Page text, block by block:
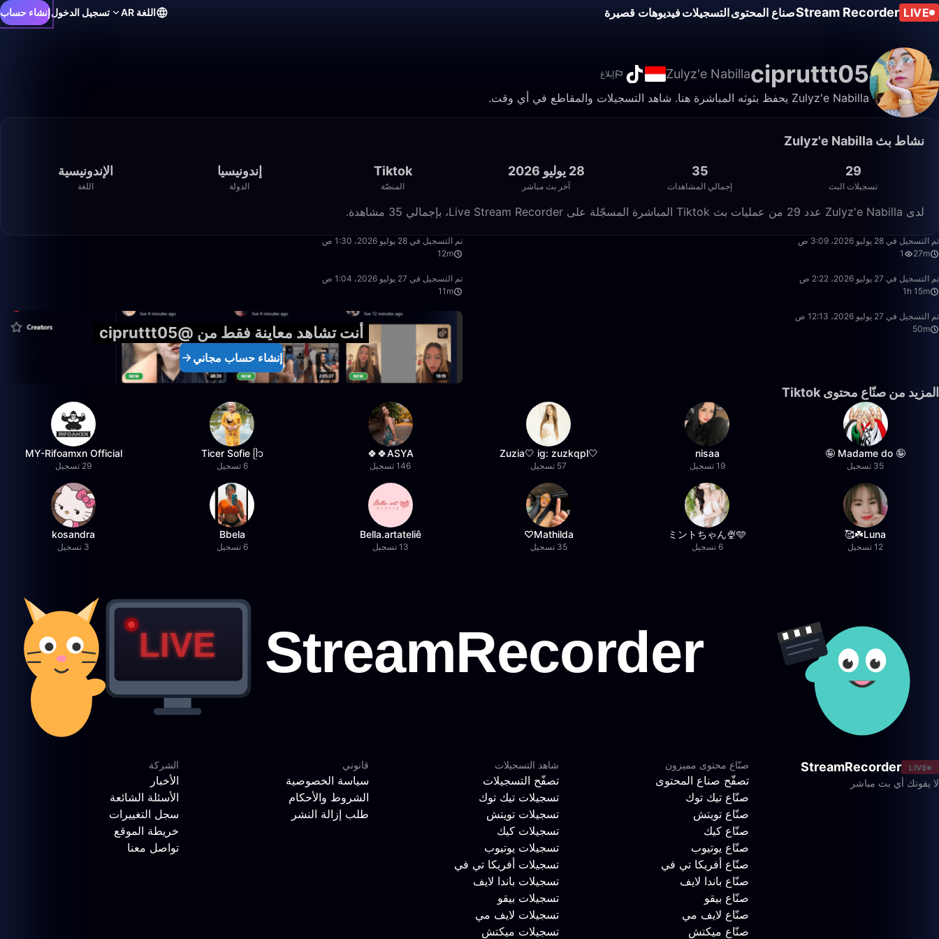
LIVE
Stream Recorderصناع المحتوىالتسجيلاتفيديوهات قصيرة اللغة AR تسجيل الدخولإنشاء حساب
cipruttt05
Zulyz'e Nabilla إبلاغ
Zulyz'e Nabilla يحفظ بثوثه المباشرة هنا. شاهد التسجيلات والمقاطع في أي وقت.
نشاط بث Zulyz'e Nabilla
29
تسجيلات البث
35
إجمالي المشاهدات
28 يوليو 2026
آخر بث مباشر
Tiktok
المنصّة
إندونيسيا
الدولة
الإندونيسية
اللغة
لدى Zulyz'e Nabilla عدد 29 من عمليات بث Tiktok المباشرة المسجّلة على Live Stream Recorder، بإجمالي 35 مشاهدة.
تم التسجيل في 28 يوليو 2026، 3:09 ص
27m
1
12:32
تم التسجيل في 28 يوليو 2026، 1:30 ص
12m
1:15:56
تم التسجيل في 27 يوليو 2026، 2:22 ص
1h 15m
11:42
تم التسجيل في 27 يوليو 2026، 1:04 ص
11m
50:00
تم التسجيل في 27 يوليو 2026، 12:13 ص
50m
أنت تشاهد معاينة فقط من @cipruttt05
إنشاء حساب مجاني
المزيد من صنّاع محتوى Tiktok
🤪 Madame do 🤪
35 تسجيل
nisaa
19 تسجيل
🤍Zuzia🤍 ig: zuzkqpl
57 تسجيل
ASYA🍀🍀
146 تسجيل
Ticer Sofie ᥫ᭡
6 تسجيل
MY-Rifoamxn Official
29 تسجيل
Luna☘️🥰
12 تسجيل
ミントちゃん🍨🩵
6 تسجيل
Mathilda♡︎
35 تسجيل
Bella.artateliê
13 تسجيل
Bbela
6 تسجيل
kosandra
3 تسجيل
LIVE
StreamRecorder
لا يفوتك أي بث مباشر
صنّاع محتوى مميزون
تصفّح صناع المحتوى
صنّاع تيك توك
صنّاع تويتش
صنّاع كيك
صنّاع يوتيوب
صنّاع أفريكا تي في
صنّاع باندا لايف
صنّاع بيقو
صنّاع لايف مي
صنّاع ميكتش
شاهد التسجيلات
تصفّح التسجيلات
تسجيلات تيك توك
تسجيلات تويتش
تسجيلات كيك
تسجيلات يوتيوب
تسجيلات أفريكا تي في
تسجيلات باندا لايف
تسجيلات بيقو
تسجيلات لايف مي
تسجيلات ميكتش
قانوني
سياسة الخصوصية
الشروط والأحكام
طلب إزالة النشر
الشركة
الأخبار
الأسئلة الشائعة
سجل التغييرات
خريطة الموقع
تواصل معنا